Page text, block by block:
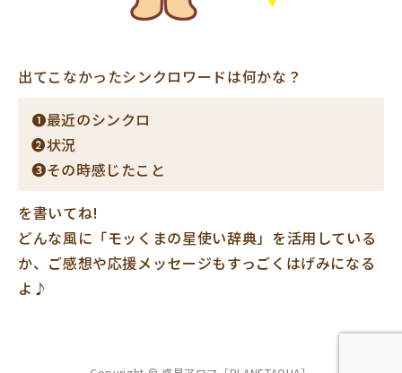
出てこなかったシンクロワードは何かな？
❶最近のシンクロ
❷状況
❸その時感じたこと
を書いてね!
どんな風に「モッくまの星使い辞典」を活用している
か、ご感想や応援メッセージもすっごくはげみになる
よ♪